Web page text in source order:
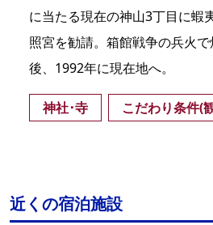
に当たる現在の神山3丁目に蝦
照宮を勧請。箱館戦争の兵火
後、1992年に現在地へ。
神社･寺 こだわり条件(
近くの宿泊施設